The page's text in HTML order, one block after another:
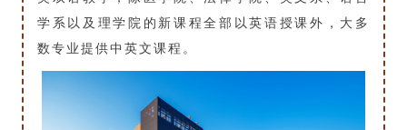
学系以及理学院的新课程全部以英语授课外，大多
数专业提供中英文课程。